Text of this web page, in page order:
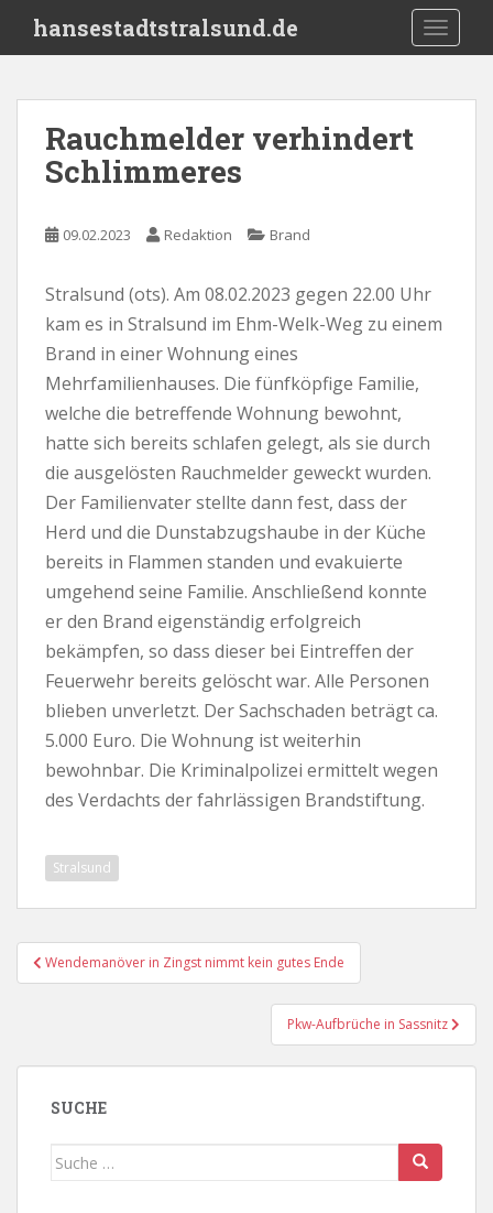
i
hansestadtstralsund.de
Rauchmelder verhindert
Schlimmeres
09.02.2023 Redaktion Brand
Stralsund (ots). Am 08.02.2023 gegen 22.00 Uhr
kam es in Stralsund im Ehm-Welk-Weg zu einem
Brand in einer Wohnung eines
Mehrfamilienhauses. Die fünfköpfige Familie,
welche die betreffende Wohnung bewohnt,
hatte sich bereits schlafen gelegt, als sie durch
die ausgelösten Rauchmelder geweckt wurden.
Der Familienvater stellte dann fest, dass der
Herd und die Dunstabzugshaube in der Küche
bereits in Flammen standen und evakuierte
umgehend seine Familie. Anschließend konnte
er den Brand eigenständig erfolgreich
bekämpfen, so dass dieser bei Eintreffen der
Feuerwehr bereits gelöscht war. Alle Personen
blieben unverletzt. Der Sachschaden beträgt ca.
5.000 Euro. Die Wohnung ist weiterhin
bewohnbar. Die Kriminalpolizei ermittelt wegen
des Verdachts der fahrlässigen Brandstiftung.
Stralsund
Beitragsnavigation
Wendemanöver in Zingst nimmt kein gutes Ende
Pkw-Aufbrüche in Sassnitz
SUCHE
Suche